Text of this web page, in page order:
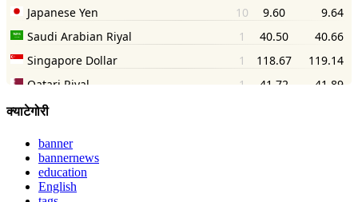
क्याटेगोरी
banner
bannernews
education
English